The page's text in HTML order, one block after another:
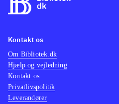
Kontakt os
Om Bibliotek.dk
Hjælp og vejledning
Kontakt os
Privatlivspolitik
Leverandører